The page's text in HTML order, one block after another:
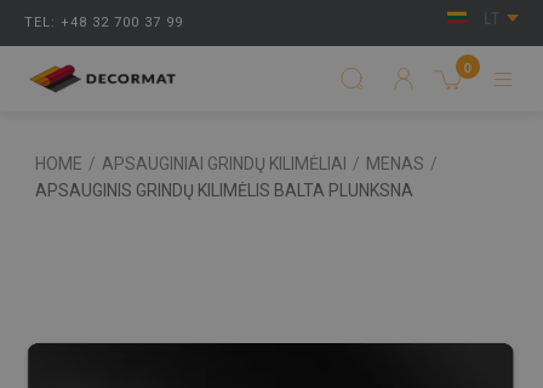
TEL: +48 32 700 37 99
0
HOME / APSAUGINIAI GRINDŲ KILIMĖLIAI / MENAS /
APSAUGINIS GRINDŲ KILIMĖLIS BALTA PLUNKSNA